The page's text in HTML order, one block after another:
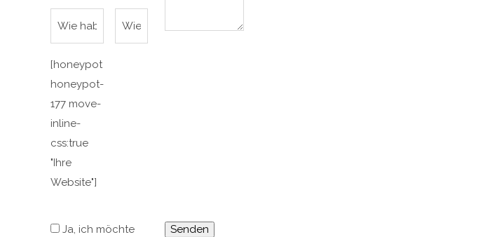
[honeypot
honeypot-
177 move-
inline-
css:true
"Ihre
Website"]
Ja, ich möchte